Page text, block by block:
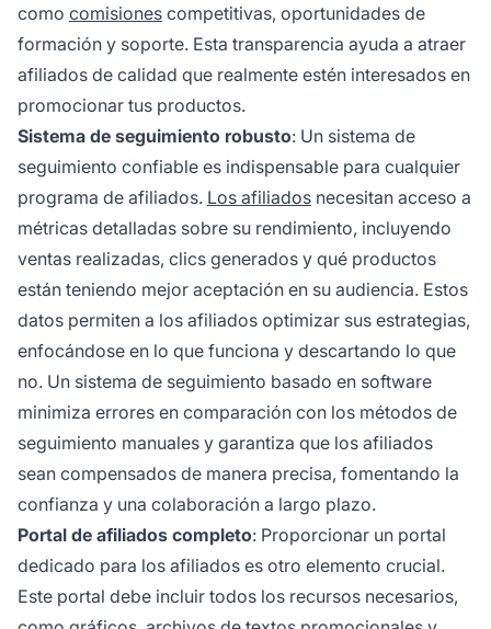
como comisiones competitivas, oportunidades de
formación y soporte. Esta transparencia ayuda a atraer
afiliados de calidad que realmente estén interesados en
promocionar tus productos.
Sistema de seguimiento robusto: Un sistema de
seguimiento confiable es indispensable para cualquier
programa de afiliados. Los afiliados necesitan acceso a
métricas detalladas sobre su rendimiento, incluyendo
ventas realizadas, clics generados y qué productos
están teniendo mejor aceptación en su audiencia. Estos
datos permiten a los afiliados optimizar sus estrategias,
enfocándose en lo que funciona y descartando lo que
no. Un sistema de seguimiento basado en software
minimiza errores en comparación con los métodos de
seguimiento manuales y garantiza que los afiliados
sean compensados de manera precisa, fomentando la
confianza y una colaboración a largo plazo.
Portal de afiliados completo: Proporcionar un portal
dedicado para los afiliados es otro elemento crucial.
Este portal debe incluir todos los recursos necesarios,